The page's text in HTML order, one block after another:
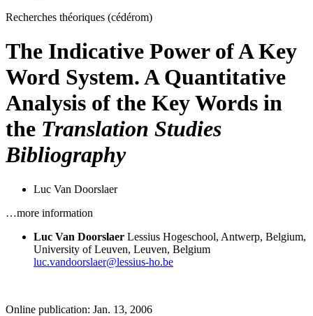
Recherches théoriques (cédérom)
The Indicative Power of A Key
Word System. A Quantitative
Analysis of the Key Words in
the Translation Studies
Bibliography
Luc Van Doorslaer
…more information
Luc Van Doorslaer Lessius Hogeschool, Antwerp, Belgium,
University of Leuven, Leuven, Belgium
luc.vandoorslaer@lessius-ho.be
Online publication: Jan. 13, 2006